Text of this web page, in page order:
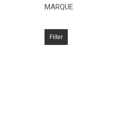
MARQUE
Filter